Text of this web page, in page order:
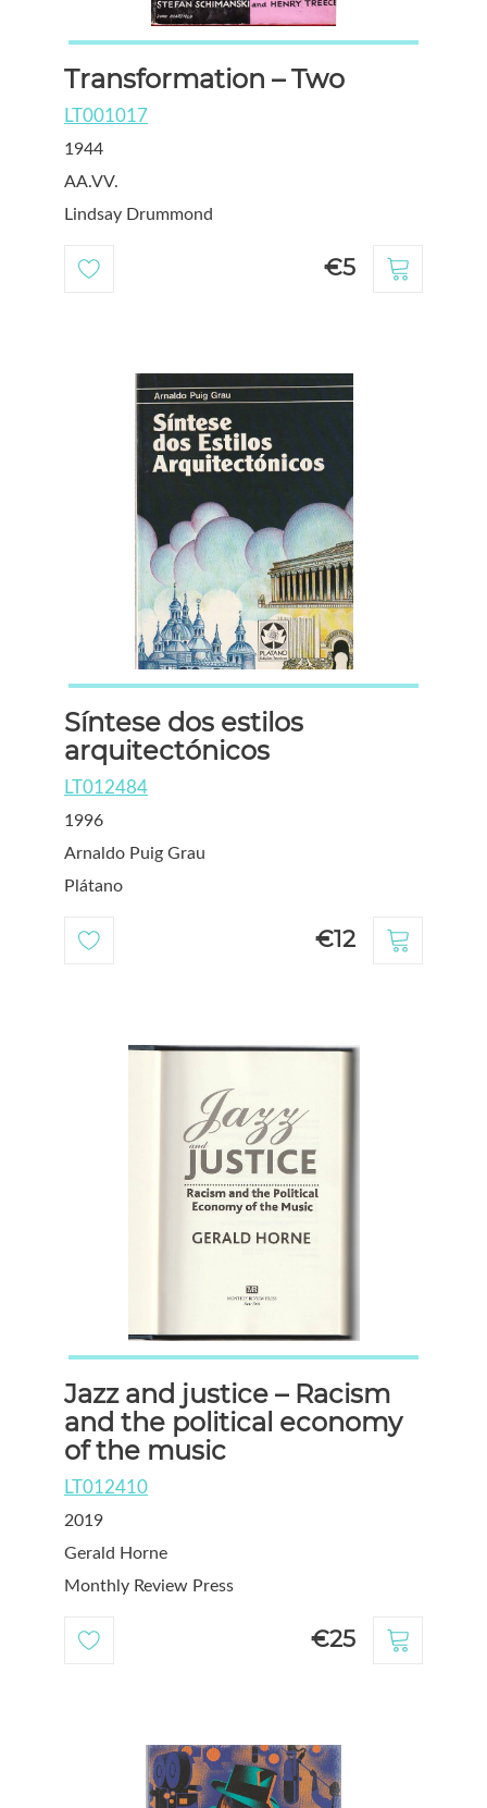
Transformation – Two
LT001017
1944
AA.VV.
Lindsay Drummond
€5
Síntese dos estilos
arquitectónicos
LT012484
1996
Arnaldo Puig Grau
Plátano
€12
Jazz and justice – Racism
and the political economy
of the music
LT012410
2019
Gerald Horne
Monthly Review Press
€25